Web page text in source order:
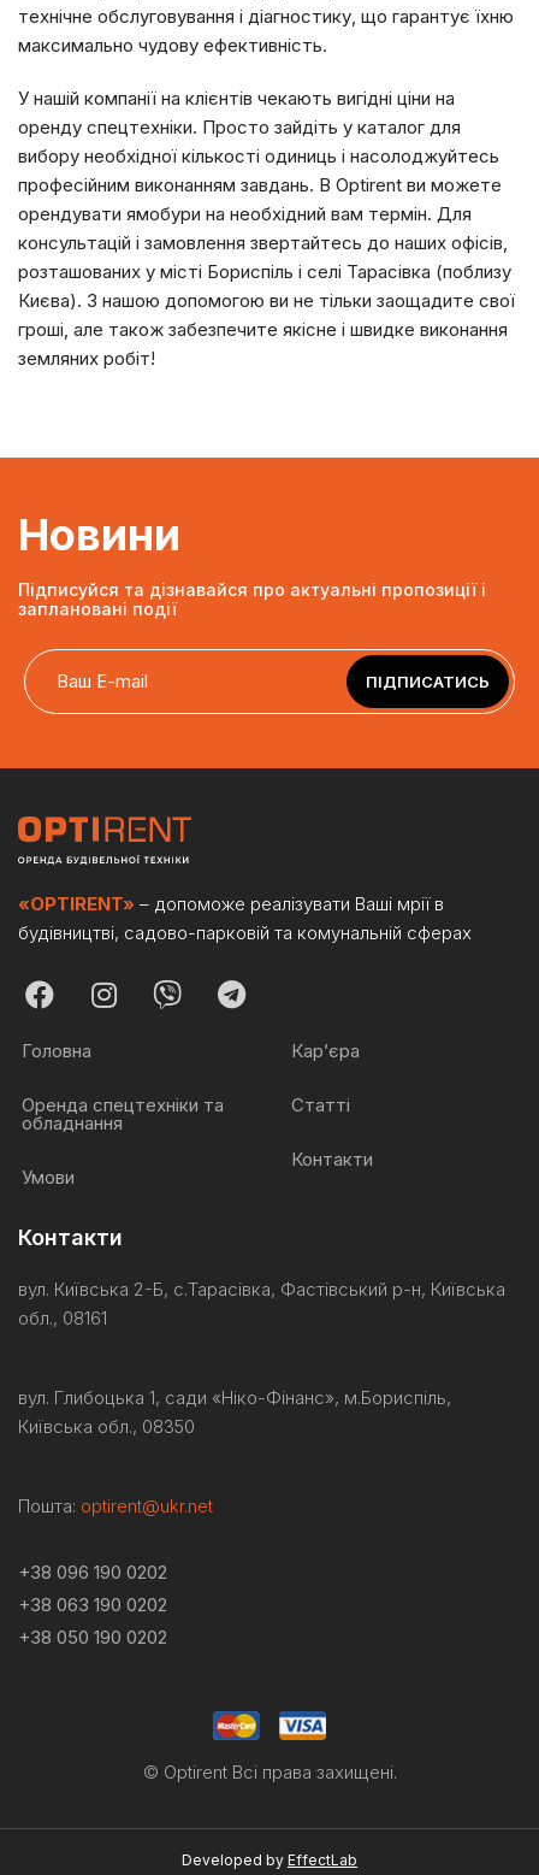
технічне обслуговування і діагностику, що гарантує їхню
максимально чудову ефективність.
У нашій компанії на клієнтів чекають вигідні ціни на
оренду спецтехніки. Просто зайдіть у каталог для
вибору необхідної кількості одиниць і насолоджуйтесь
професійним виконанням завдань. В Optirent ви можете
орендувати ямобури на необхідний вам термін. Для
консультацій і замовлення звертайтесь до наших офісів,
розташованих у місті Бориспіль і селі Тарасівка (поблизу
Києва). З нашою допомогою ви не тільки заощадите свої
гроші, але також забезпечите якісне і швидке виконання
земляних робіт!
Новини
Підписуйся та дізнавайся про актуальні пропозиції і
заплановані події
ПІДПИСАТИСЬ
«OPTIRENT» – допоможе реалізувати Ваші мрії в
будівництві, садово-парковій та комунальній сферах
Головна
Оренда спецтехніки та
обладнання
Умови
Кар’єра
Статті
Контакти
Контакти
вул. Київська 2-Б, с.Тарасівка, Фастівський р-н, Київська
обл., 08161
вул. Глибоцька 1, сади «Ніко-Фінанс», м.Бориспіль,
Київська обл., 08350
Пошта: optirent@ukr.net
+38 096 190 0202
+38 063 190 0202
+38 050 190 0202
© Optirent Всі права захищені.
Developed by EffectLab